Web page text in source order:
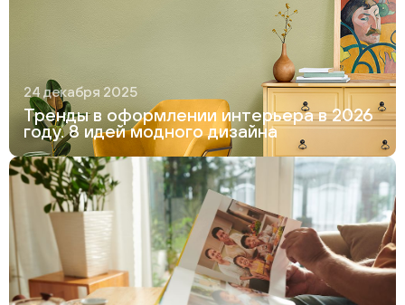
24 декабря 2025
Тренды в оформлении интерьера в 2026
году. 8 идей модного дизайна